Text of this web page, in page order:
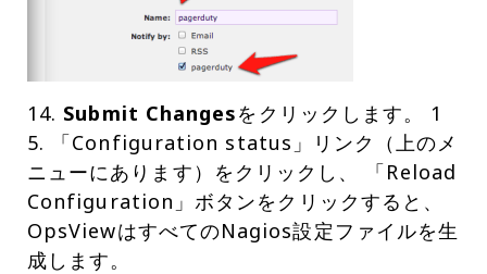
14. Submit Changesをクリックします。 1
5. 「Configuration status」リンク（上のメ
ニューにあります）をクリックし、 「Reload
Configuration」ボタンをクリックすると、
OpsViewはすべてのNagios設定ファイルを生
成します。